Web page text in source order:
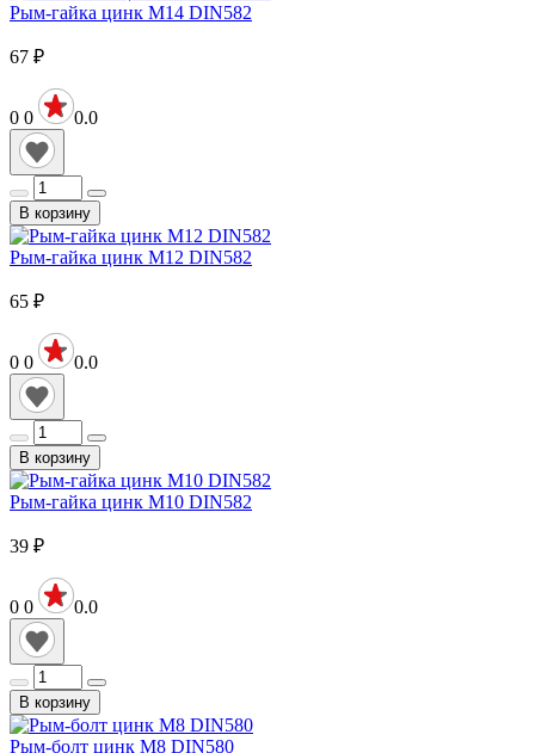
Рым-гайка цинк М14 DIN582
67 ₽
0 0 0.0
В корзину
Рым-гайка цинк М12 DIN582
65 ₽
0 0 0.0
В корзину
Рым-гайка цинк М10 DIN582
39 ₽
0 0 0.0
В корзину
Рым-болт цинк М8 DIN580